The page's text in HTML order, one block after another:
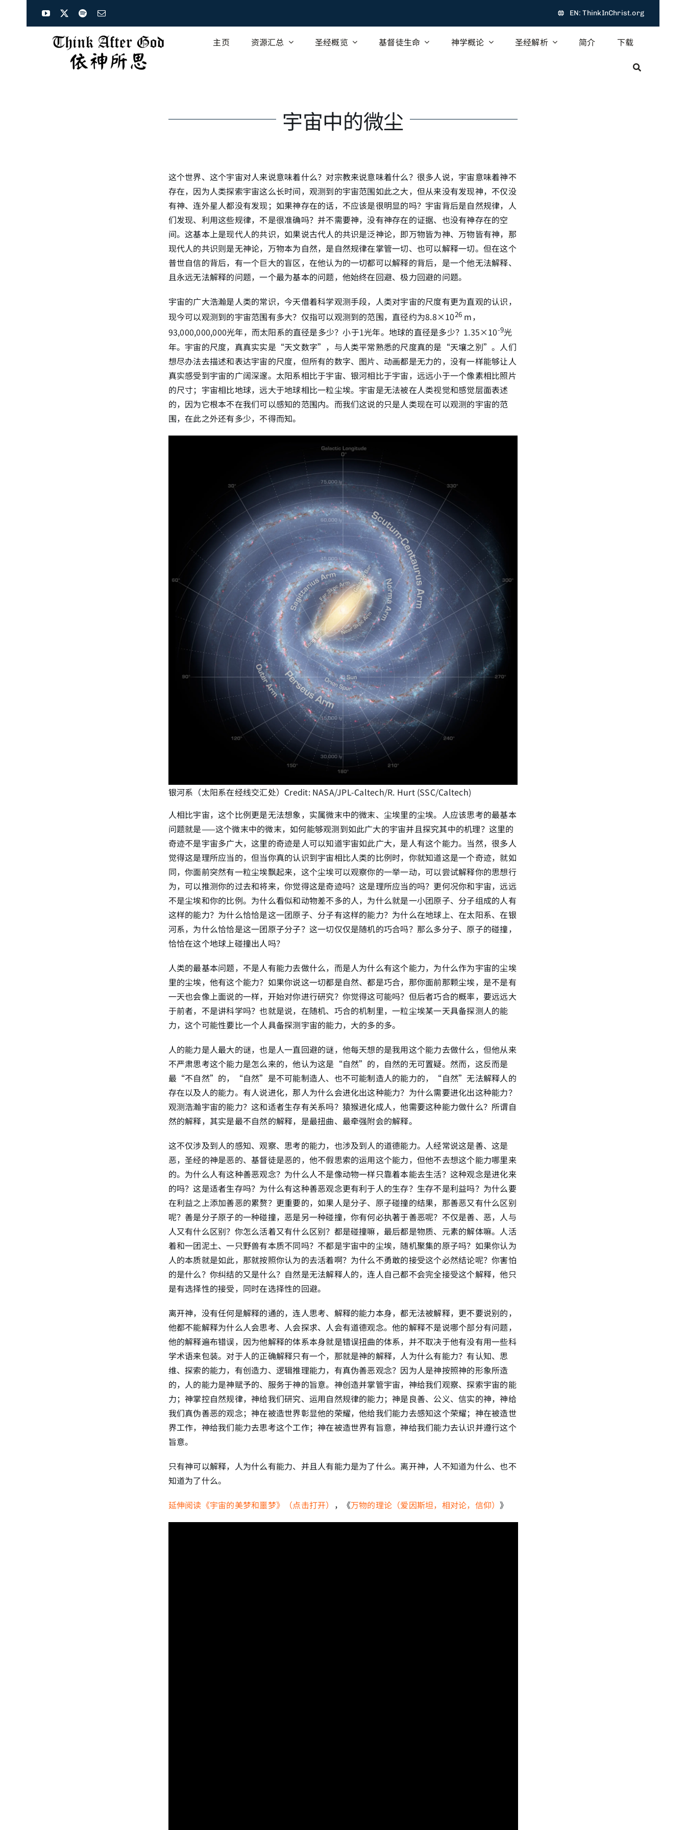
EN: ThinkInChrist.org
主页 资源汇总 圣经概览 基督徒生命 神学概论 圣经解析 简介 下载
宇宙中的微尘
这个世界、这个宇宙对人来说意味着什么？对宗教来说意味着什么？很多人说，宇宙意味着神不
存在，因为人类探索宇宙这么长时间，观测到的宇宙范围如此之大，但从来没有发现神，不仅没
有神、连外星人都没有发现；如果神存在的话，不应该是很明显的吗？宇宙背后是自然规律，人
们发现、利用这些规律，不是很准确吗？并不需要神，没有神存在的证据、也没有神存在的空
间。这基本上是现代人的共识，如果说古代人的共识是泛神论，即万物皆为神、万物皆有神，那
现代人的共识则是无神论，万物本为自然，是自然规律在掌管一切、也可以解释一切。但在这个
普世自信的背后，有一个巨大的盲区，在他认为的一切都可以解释的背后，是一个他无法解释、
且永远无法解释的问题，一个最为基本的问题，他始终在回避、极力回避的问题。
宇宙的广大浩瀚是人类的常识，今天借着科学观测手段，人类对宇宙的尺度有更为直观的认识，
现今可以观测到的宇宙范围有多大？仅指可以观测到的范围，直径约为8.8×1026 m，
93,000,000,000光年，而太阳系的直径是多少？小于1光年。地球的直径是多少？1.35×10-9光
年。宇宙的尺度，真真实实是“天文数字”，与人类平常熟悉的尺度真的是“天壤之別”。人们
想尽办法去描述和表达宇宙的尺度，但所有的数字、图片、动画都是无力的，没有一样能够让人
真实感受到宇宙的广阔深邃。太阳系相比于宇宙、银河相比于宇宙，远远小于一个像素相比照片
的尺寸；宇宙相比地球，远大于地球相比一粒尘埃。宇宙是无法被在人类视觉和感觉层面表述
的，因为它根本不在我们可以感知的范围内。而我们这说的只是人类现在可以观测的宇宙的范
围，在此之外还有多少，不得而知。
银河系（太阳系在经线交汇处）Credit: NASA/JPL-Caltech/R. Hurt (SSC/Caltech)
人相比宇宙，这个比例更是无法想象，实属微末中的微末、尘埃里的尘埃。人应该思考的最基本
问题就是——这个微末中的微末，如何能够观测到如此广大的宇宙并且探究其中的机理？这里的
奇迹不是宇宙多广大，这里的奇迹是人可以知道宇宙如此广大，是人有这个能力。当然，很多人
觉得这是理所应当的，但当你真的认识到宇宙相比人类的比例时，你就知道这是一个奇迹，就如
同，你面前突然有一粒尘埃飘起来，这个尘埃可以观察你的一举一动，可以尝试解释你的思想行
为，可以推测你的过去和将来，你觉得这是奇迹吗？这是理所应当的吗？更何况你和宇宙，远远
不是尘埃和你的比例。为什么看似和动物差不多的人，为什么就是一小团原子、分子组成的人有
这样的能力？为什么恰恰是这一团原子、分子有这样的能力？为什么在地球上、在太阳系、在银
河系，为什么恰恰是这一团原子分子？这一切仅仅是随机的巧合吗？那么多分子、原子的碰撞，
恰恰在这个地球上碰撞出人吗？
人类的最基本问题，不是人有能力去做什么，而是人为什么有这个能力，为什么作为宇宙的尘埃
里的尘埃，他有这个能力？如果你说这一切都是自然、都是巧合，那你面前那颗尘埃，是不是有
一天也会像上面说的一样，开始对你进行研究？你觉得这可能吗？但后者巧合的概率，要远远大
于前者，不是讲科学吗？也就是说，在随机、巧合的机制里，一粒尘埃某一天具备探测人的能
力，这个可能性要比一个人具备探测宇宙的能力，大的多的多。
人的能力是人最大的谜，也是人一直回避的谜，他每天想的是我用这个能力去做什么，但他从来
不严肃思考这个能力是怎么来的，他认为这是“自然”的，自然的无可置疑。然而，这反而是
最“不自然”的，“自然”是不可能制造人、也不可能制造人的能力的，“自然”无法解释人的
存在以及人的能力。有人说进化，那人为什么会进化出这种能力？为什么需要进化出这种能力？
观测浩瀚宇宙的能力？这和适者生存有关系吗？猿猴进化成人，他需要这种能力做什么？所谓自
然的解释，其实是最不自然的解释，是最扭曲、最牵强附会的解释。
这不仅涉及到人的感知、观察、思考的能力，也涉及到人的道德能力。人经常说这是善、这是
恶，圣经的神是恶的、基督徒是恶的，他不假思索的运用这个能力，但他不去想这个能力哪里来
的。为什么人有这种善恶观念？为什么人不是像动物一样只靠着本能去生活？这种观念是进化来
的吗？这是适者生存吗？为什么有这种善恶观念更有利于人的生存？生存不是利益吗？为什么要
在利益之上添加善恶的累赘？更重要的，如果人是分子、原子碰撞的结果，那善恶又有什么区别
呢？善是分子原子的一种碰撞，恶是另一种碰撞，你有何必执著于善恶呢？不仅是善、恶，人与
人又有什么区别？你怎么活着又有什么区别？都是碰撞嘛，最后都是物质、元素的解体嘛。人活
着和一团泥土、一只野兽有本质不同吗？不都是宇宙中的尘埃，随机聚集的原子吗？如果你认为
人的本质就是如此，那就按照你认为的去活着啊？为什么不勇敢的接受这个必然结论呢？你害怕
的是什么？你纠结的又是什么？自然是无法解释人的，连人自己都不会完全接受这个解释，他只
是有选择性的接受，同时在选择性的回避。
离开神，没有任何是解释的通的，连人思考、解释的能力本身，都无法被解释，更不要说别的，
他都不能解释为什么人会思考、人会探求、人会有道德观念。他的解释不是说哪个部分有问题，
他的解释遍布错误，因为他解释的体系本身就是错误扭曲的体系，并不取决于他有没有用一些科
学术语来包装。对于人的正确解释只有一个，那就是神的解释，人为什么有能力？有认知、思
维、探索的能力，有创造力、逻辑推理能力，有真伪善恶观念？因为人是神按照神的形象所造
的，人的能力是神赋予的、服务于神的旨意。神创造并掌管宇宙，神给我们观察、探索宇宙的能
力；神掌控自然规律，神给我们研究、运用自然规律的能力；神是良善、公义、信实的神，神给
我们真伪善恶的观念；神在被造世界彰显他的荣耀，他给我们能力去感知这个荣耀；神在被造世
界工作，神给我们能力去思考这个工作；神在被造世界有旨意，神给我们能力去认识并遵行这个
旨意。
只有神可以解释，人为什么有能力、并且人有能力是为了什么。离开神，人不知道为什么、也不
知道为了什么。
延伸阅读《宇宙的美梦和噩梦》（点击打开） ，《万物的理论（爱因斯坦，相对论，信仰）》